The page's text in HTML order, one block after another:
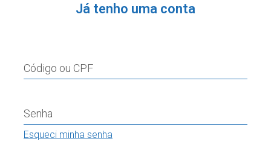
Já tenho uma conta
Código ou CPF
Senha
Esqueci minha senha